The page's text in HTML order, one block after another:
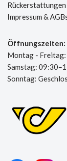
Rückerstattungen
Impressum &
Öffnungszeiten:
Montag -
Samstag:
Sonntag: